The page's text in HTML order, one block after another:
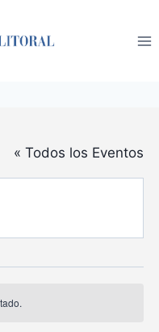
« Todos los Eventos